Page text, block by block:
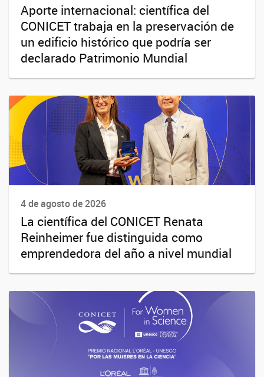
Aporte internacional: científica del
CONICET trabaja en la preservación de
un edificio histórico que podría ser
declarado Patrimonio Mundial
4 de agosto de 2026
La científica del CONICET Renata
Reinheimer fue distinguida como
emprendedora del año a nivel mundial